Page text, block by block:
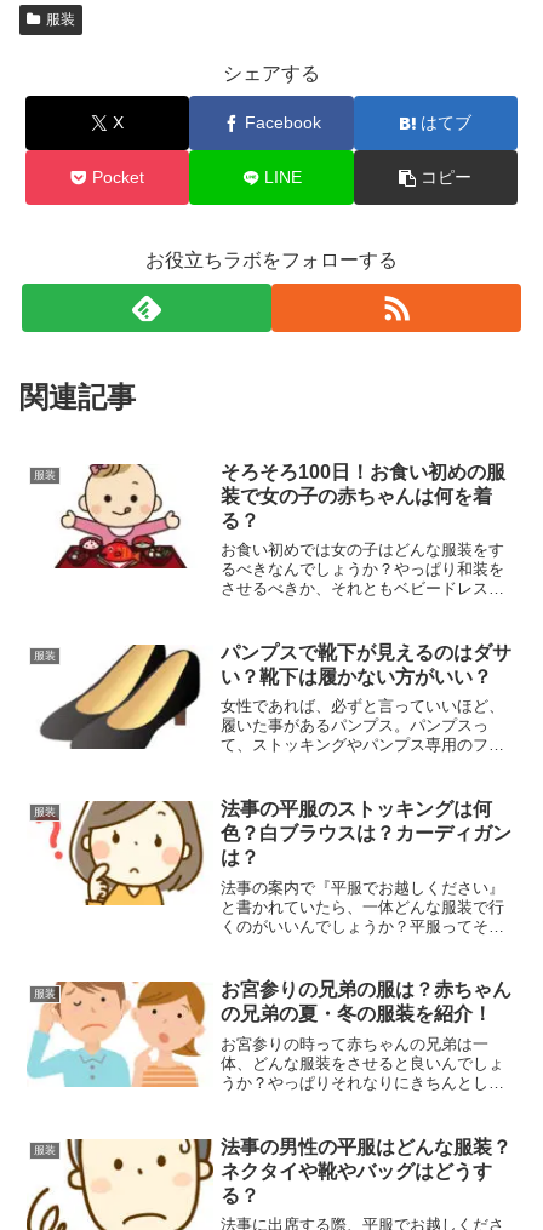
服装
シェアする
X Facebook はてブ
Pocket LINE コピー
お役立ちラボをフォローする
関連記事
服装
そろそろ100日！お食い初めの服
装で女の子の赤ちゃんは何を着
る？
お食い初めでは女の子はどんな服装をす
るべきなんでしょうか？やっぱり和装を
させるべきか、それともベビードレスが
後100日を迎えて、お食い初めをすること
になった場合、どんな...
服装
パンプスで靴下が見えるのはダサ
い？靴下は履かない方がいい？
女性であれば、必ずと言っていいほど、
履いた事があるパンプス。パンプスっ
て、ストッキングやパンプス専用のフッ
だとか。今そんなのが流行ってるのか
と、ビックリしました。やだ、流...
服装
法事の平服のストッキングは何
色？白ブラウスは？カーディガン
は？
法事の案内で『平服でお越しください』
と書かれていたら、一体どんな服装で行
くのがいいんでしょうか？平服ってそも
マイチよく分かりませんよね。そこで今
回は初めて法事に出席する...
服装
お宮参りの兄弟の服は？赤ちゃん
の兄弟の夏・冬の服装を紹介！
お宮参りの時って赤ちゃんの兄弟は一
体、どんな服装をさせると良いんでしょ
うか？やっぱりそれなりにきちんとした
弟がいる家庭では、赤ちゃんだけでなく
その兄弟の服装も、忘れずに...
服装
法事の男性の平服はどんな服装？
ネクタイや靴やバッグはどうす
る？
法事に出席する際、平服でお越しくださ